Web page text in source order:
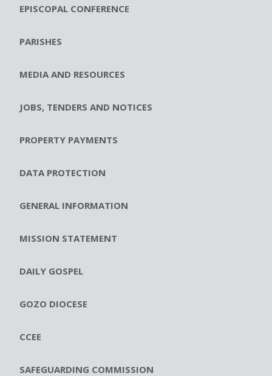
EPISCOPAL CONFERENCE
PARISHES
MEDIA AND RESOURCES
JOBS, TENDERS AND NOTICES
PROPERTY PAYMENTS
DATA PROTECTION
GENERAL INFORMATION
MISSION STATEMENT
DAILY GOSPEL
GOZO DIOCESE
CCEE
SAFEGUARDING COMMISSION